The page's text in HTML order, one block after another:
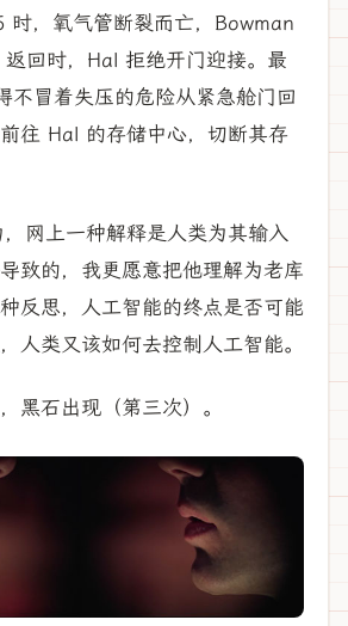
时，氧气管断裂而亡，Bowman
回时，Hal 拒绝开门迎接。最
不冒着失压的危险从紧急舱门回
往 Hal 的存储中心，切断其存
网上一种解释是人类为其输入
致的，我更愿意把他理解为老库
反思，人工智能的终点是否可能
人类又该如何去控制人工智能。
黑石出现（第三次）。